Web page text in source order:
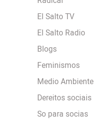
El Salto TV
El Salto Radio
Blogs
Feminismos
Medio Ambiente
Dereitos sociais
So para socias